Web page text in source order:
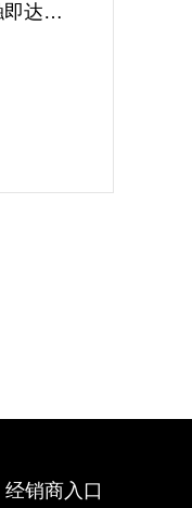
楚楚极简线型澎湃取暖器，一触即达的温暖。
经销商入口